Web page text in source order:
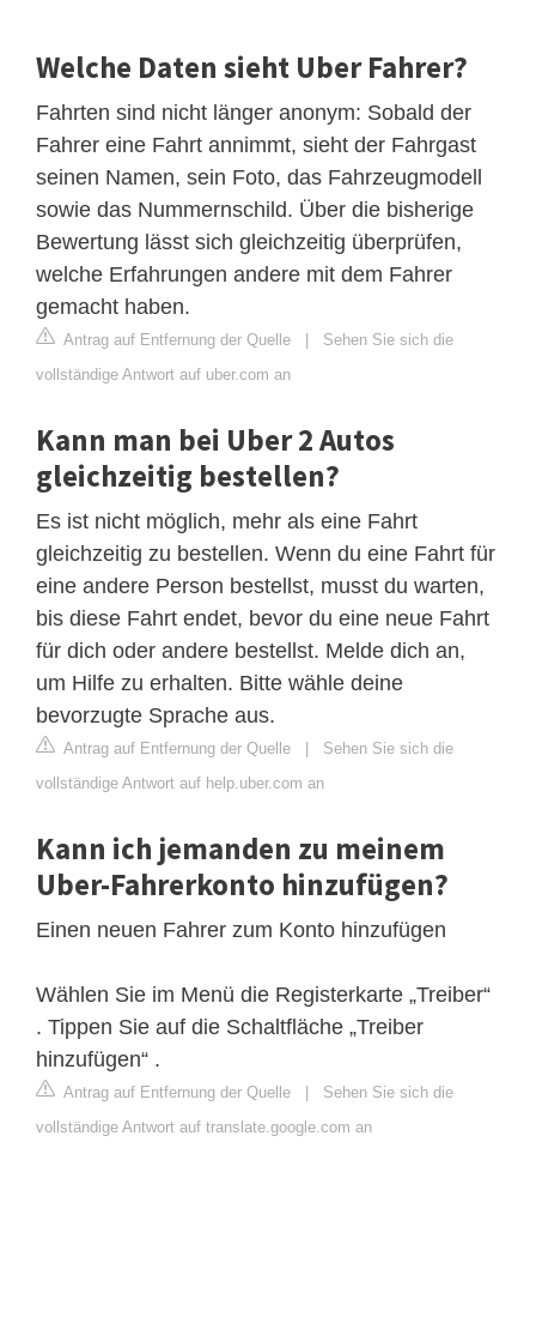
Welche Daten sieht Uber Fahrer?
Fahrten sind nicht länger anonym: Sobald der
Fahrer eine Fahrt annimmt, sieht der Fahrgast
seinen Namen, sein Foto, das Fahrzeugmodell
sowie das Nummernschild. Über die bisherige
Bewertung lässt sich gleichzeitig überprüfen,
welche Erfahrungen andere mit dem Fahrer
gemacht haben.
Antrag auf Entfernung der Quelle | Sehen Sie sich die
vollständige Antwort auf uber.com an
Kann man bei Uber 2 Autos
gleichzeitig bestellen?
Es ist nicht möglich, mehr als eine Fahrt
gleichzeitig zu bestellen. Wenn du eine Fahrt für
eine andere Person bestellst, musst du warten,
bis diese Fahrt endet, bevor du eine neue Fahrt
für dich oder andere bestellst. Melde dich an,
um Hilfe zu erhalten. Bitte wähle deine
bevorzugte Sprache aus.
Antrag auf Entfernung der Quelle | Sehen Sie sich die
vollständige Antwort auf help.uber.com an
Kann ich jemanden zu meinem
Uber-Fahrerkonto hinzufügen?
Einen neuen Fahrer zum Konto hinzufügen
Wählen Sie im Menü die Registerkarte „Treiber“
. Tippen Sie auf die Schaltfläche „Treiber
hinzufügen“ .
Antrag auf Entfernung der Quelle | Sehen Sie sich die
vollständige Antwort auf translate.google.com an